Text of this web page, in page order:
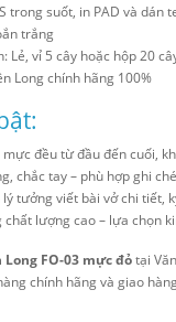
trong suốt, in PAD và dán
trắng
Lẻ, vỉ 5 cây hoặc hộp 20
Long chính hãng 100%
đều từ đầu đến cuối,
chắc tay – phù hợp ghi
tưởng viết bài vở chi tiết,
lượng cao – lựa chọn
FO-03 mực đỏtại
chính hãng và giao